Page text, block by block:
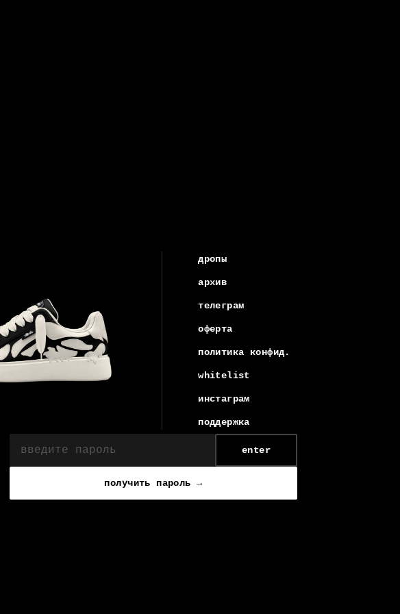
дропы
архив
телеграм
оферта
политика конфид.
whitelist
инстаграм
поддержка
enter
получить пароль →